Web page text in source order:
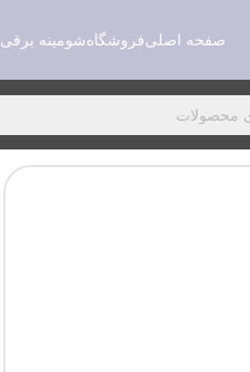
صفحه اصلیفروشگاهشومینه برقی